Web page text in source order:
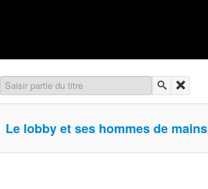
Saisir partie du titre
Le lobby et ses hommes de mains